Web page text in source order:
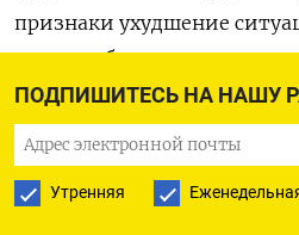
ПОДПИШИТЕСЬ НА НАШУ
Утренняя
признаки ухудшение
которые бьют прежде
компании могут менять
взаиморасчетов и
что может создавать
бизнеса, который